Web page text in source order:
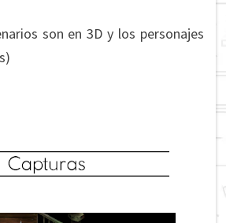
son en 3D y los personajes